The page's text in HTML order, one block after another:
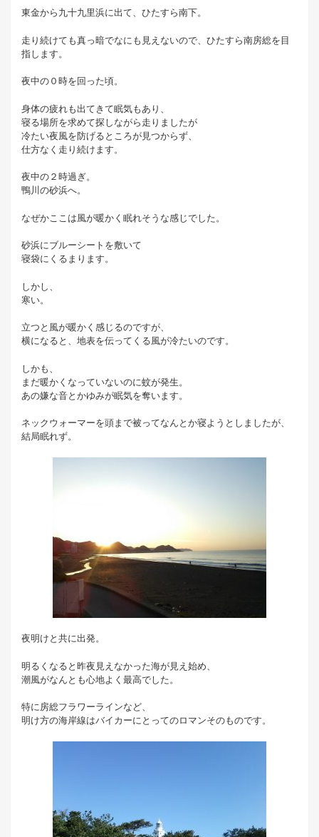
東金から九十九里浜に出て、ひたすら南下。
走り続けても真っ暗でなにも見えないので、ひたすら南房総を目
指します。
夜中の０時を回った頃。
身体の疲れも出てきて眠気もあり、
寝る場所を求めて探しながら走りましたが
冷たい夜風を防げるところが見つからず、
仕方なく走り続けます。
夜中の２時過ぎ。
鴨川の砂浜へ。
なぜかここは風が暖かく眠れそうな感じでした。
砂浜にブルーシートを敷いて
寝袋にくるまります。
しかし、
寒い。
立つと風が暖かく感じるのですが、
横になると、地表を伝ってくる風が冷たいのです。
しかも、
まだ暖かくなっていないのに蚊が発生。
あの嫌な音とかゆみが眠気を奪います。
ネックウォーマーを頭まで被ってなんとか寝ようとしましたが、
結局眠れず。
夜明けと共に出発。
明るくなると昨夜見えなかった海が見え始め、
潮風がなんとも心地よく最高でした。
特に房総フラワーラインなど、
明け方の海岸線はバイカーにとってのロマンそのものです。